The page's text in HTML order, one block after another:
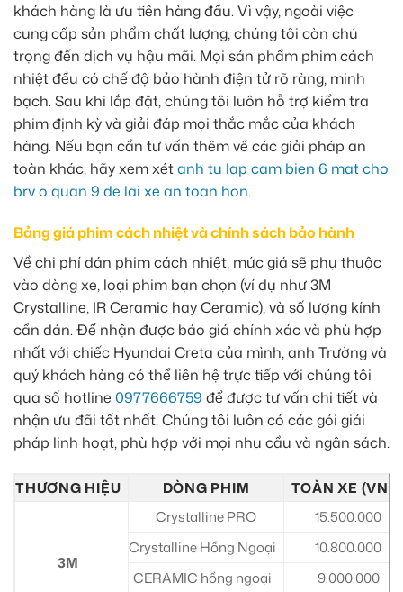
khách hàng là ưu tiên hàng đầu. Vì vậy, ngoài việc
cung cấp sản phẩm chất lượng, chúng tôi còn chú
trọng đến dịch vụ hậu mãi. Mọi sản phẩm phim cách
nhiệt đều có chế độ bảo hành điện tử rõ ràng, minh
bạch. Sau khi lắp đặt, chúng tôi luôn hỗ trợ kiểm tra
phim định kỳ và giải đáp mọi thắc mắc của khách
hàng. Nếu bạn cần tư vấn thêm về các giải pháp an
toàn khác, hãy xem xétanh tu lap cam bien 6 mat cho
brv o quan 9 de lai xe an toan hon.
Bảng giá phim cách nhiệt và chính sách bảo hành
Về chi phí dán phim cách nhiệt, mức giá sẽ phụ thuộc
vào dòng xe, loại phim bạn chọn (ví dụ như 3M
Crystalline, IR Ceramic hay Ceramic), và số lượng kính
cần dán. Để nhận được báo giá chính xác và phù hợp
nhất với chiếc Hyundai Creta của mình, anh Trường và
quý khách hàng có thể liên hệ trực tiếp với chúng tôi
qua số hotline 0977666759 để được tư vấn chi tiết và
nhận ưu đãi tốt nhất. Chúng tôi luôn có các gói giải
pháp linh hoạt, phù hợp với mọi nhu cầu và ngân sách.
THƯƠNG HIỆU DÒNG PHIM TOÀN XE
3M
Crystalline PRO
15.500.000
Crystalline Hồng Ngoại
10.800.000
CERAMIC hồng ngoại
9.000.000